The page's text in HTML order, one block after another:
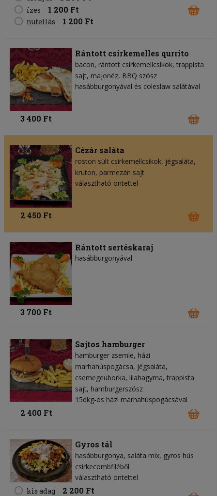
ízes 1 200 Ft
nutellás 1 200 Ft
Rántott csirkemelles qurrito
bacon rántott csirkemellcsíkok trappista
sajt majonéz BBQ szósz
hasábburgonyával és coleslaw salátával
3 400 Ft
Cézár saláta
roston sült csirkemellcsíkok jégsaláta
kruton parmezán sajt
választható öntettel
2 450 Ft
Rántott sertéskaraj
hasábburgonyával
3 700 Ft
Sajtos hamburger
hamburger zsemle házi
marhahúspogácsa jégsaláta
csemegeuborka lilahagyma trappista
sajt hamburgerszósz
15dkg-os házi marhahúspogácsával
2 400 Ft
Gyros tál
hasábburgonya saláta mix gyros hús
csirkecombfiléből
választható öntettel
kis adag
2 200 Ft